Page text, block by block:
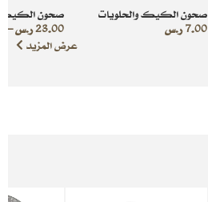
صحون الكيك والحلويات
7.00 ر.س
صحون الكيك
23.00ر.س–
عرض المزيد